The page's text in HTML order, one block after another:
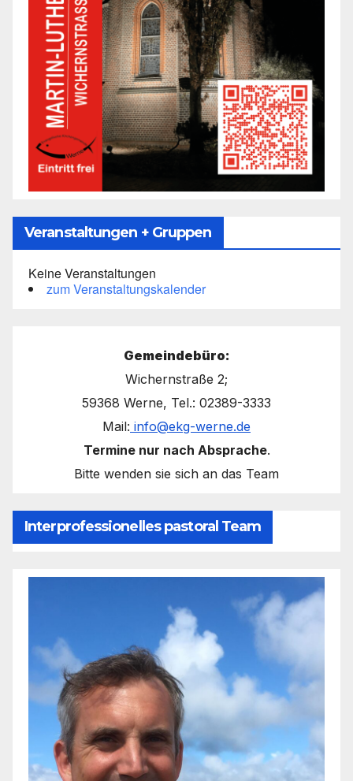
Veranstaltungen + Gruppen
Keine Veranstaltungen
zum Veranstaltungskalender
Gemeindebüro:
Wichernstraße 2;
59368 Werne, Tel.: 02389-3333
Mail: info@ekg-werne.de
Termine nur nach Absprache.
Bitte wenden sie sich an das Team
Interprofessionelles pastoral Team